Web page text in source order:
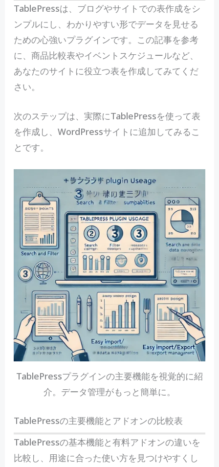
TablePressは、ブログやサイトでの表作成をシ
ンプルにし、わかりやすい形でデータを見せる
ための心強いプラグインです。この記事を参考
に、商品比較表やイベントスケジュールなど、
あなたのサイトに役立つ表を作成してみてくだ
さい。
次のステップは、実際にTablePressを使って表
を作成し、WordPressサイトに追加してみるこ
とです。
TablePressプラグインの主要機能を視覚的に紹
介。データ管理がもっと簡単に。
TablePressの主要機能とアドオンの比較表
TablePressの基本機能と有料アドオンの違いを
比較し、用途に合った使い方を見つけやすくし